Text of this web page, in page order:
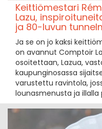
Keittiömestari
Lazu,
ja 80-luvun
Ja se on jo kaksi
on avannut Comptoir
osoitettaan, Lazua,
kaupunginosassa
varustettu ravintola,
lounasmenusta ja